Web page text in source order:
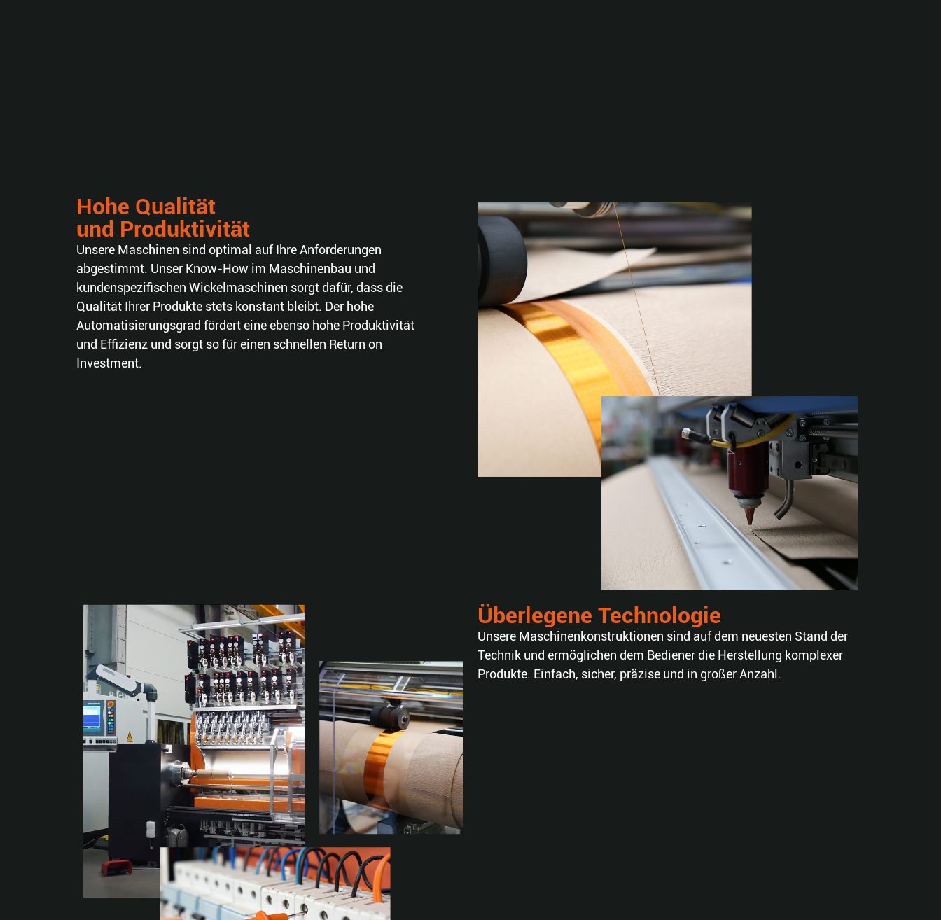
Hohe Qualität
und Produktivität
Unsere Maschinen sind optimal auf Ihre Anforderungen
abgestimmt. Unser Know-How im Maschinenbau und
kundenspezifischen Wickelmaschinen sorgt dafür, dass die
Qualität Ihrer Produkte stets konstant bleibt. Der hohe
Automatisierungsgrad fördert eine ebenso hohe Produktivität
und Effizienz und sorgt so für einen schnellen Return on
Investment.
Überlegene Technologie
Unsere Maschinenkonstruktionen sind auf dem neuesten Stand der
Technik und ermöglichen dem Bediener die Herstellung komplexer
Produkte. Einfach, sicher, präzise und in großer Anzahl.